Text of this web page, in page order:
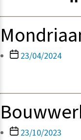
Berichtdatum
23/04/2024
Berichtdatum
23/10/2023